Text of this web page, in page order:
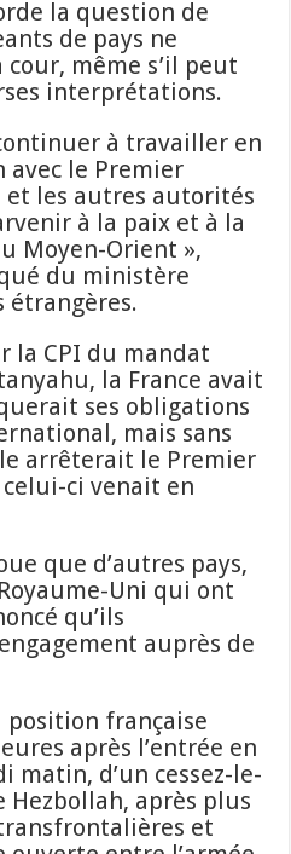
la question de
de pays ne
même s’il peut
interprétations.
à travailler en
le Premier
les autres autorités
à la paix et à la
Moyen-Orient »,
du ministère
étrangères.
la CPI du mandat
la France avait
ses obligations
mais sans
arrêterait le Premier
ci venait en
que d’autres pays,
Uni qui ont
qu’ils
auprès de
position française
après l’entrée en
matin, d’un cessez-le-
après plus
et